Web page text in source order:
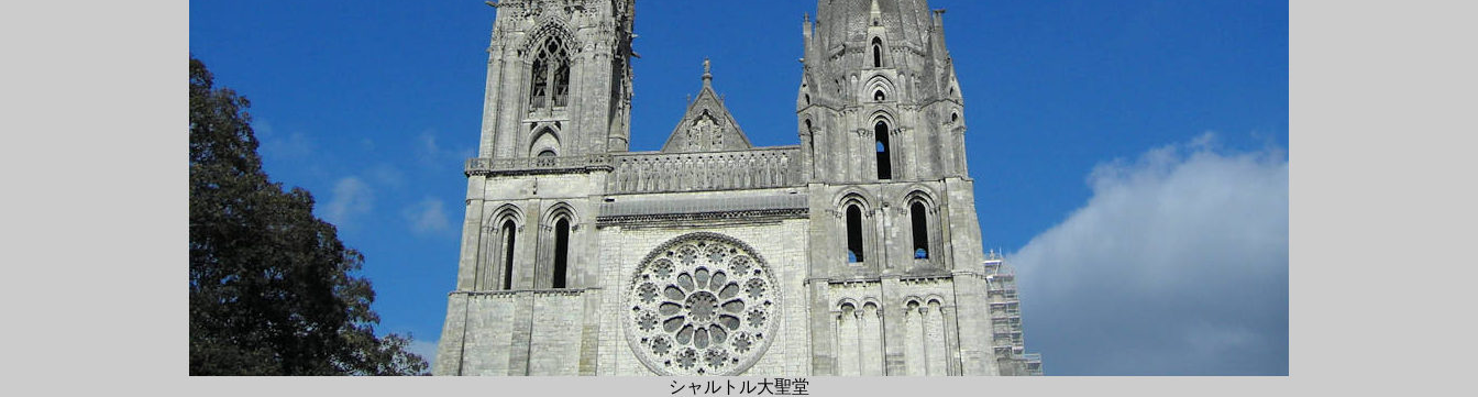
シャルトル大聖堂